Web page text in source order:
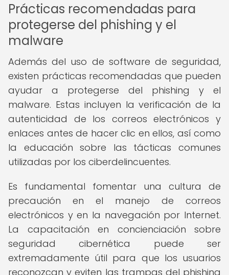
Prácticas recomendadas para
protegerse del phishing y el
malware
Además del uso de software de seguridad,
existen prácticas recomendadas que pueden
ayudar a protegerse del phishing y el
malware. Estas incluyen la verificación de la
autenticidad de los correos electrónicos y
enlaces antes de hacer clic en ellos, así como
la educación sobre las tácticas comunes
utilizadas por los ciberdelincuentes.
Es fundamental fomentar una cultura de
precaución en el manejo de correos
electrónicos y en la navegación por Internet.
La capacitación en concienciación sobre
seguridad cibernética puede ser
extremadamente útil para que los usuarios
reconozcan y eviten las trampas del phishing